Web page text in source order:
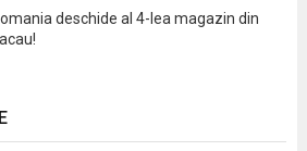
deschide al 4-lea magazin din